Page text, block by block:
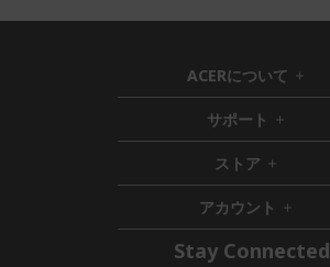
ACERについて h
i
d
n
サポート
h
i
d
d
e
n
ストア h
i
d
d
e
アカウント
h
i
d
Stay Connected